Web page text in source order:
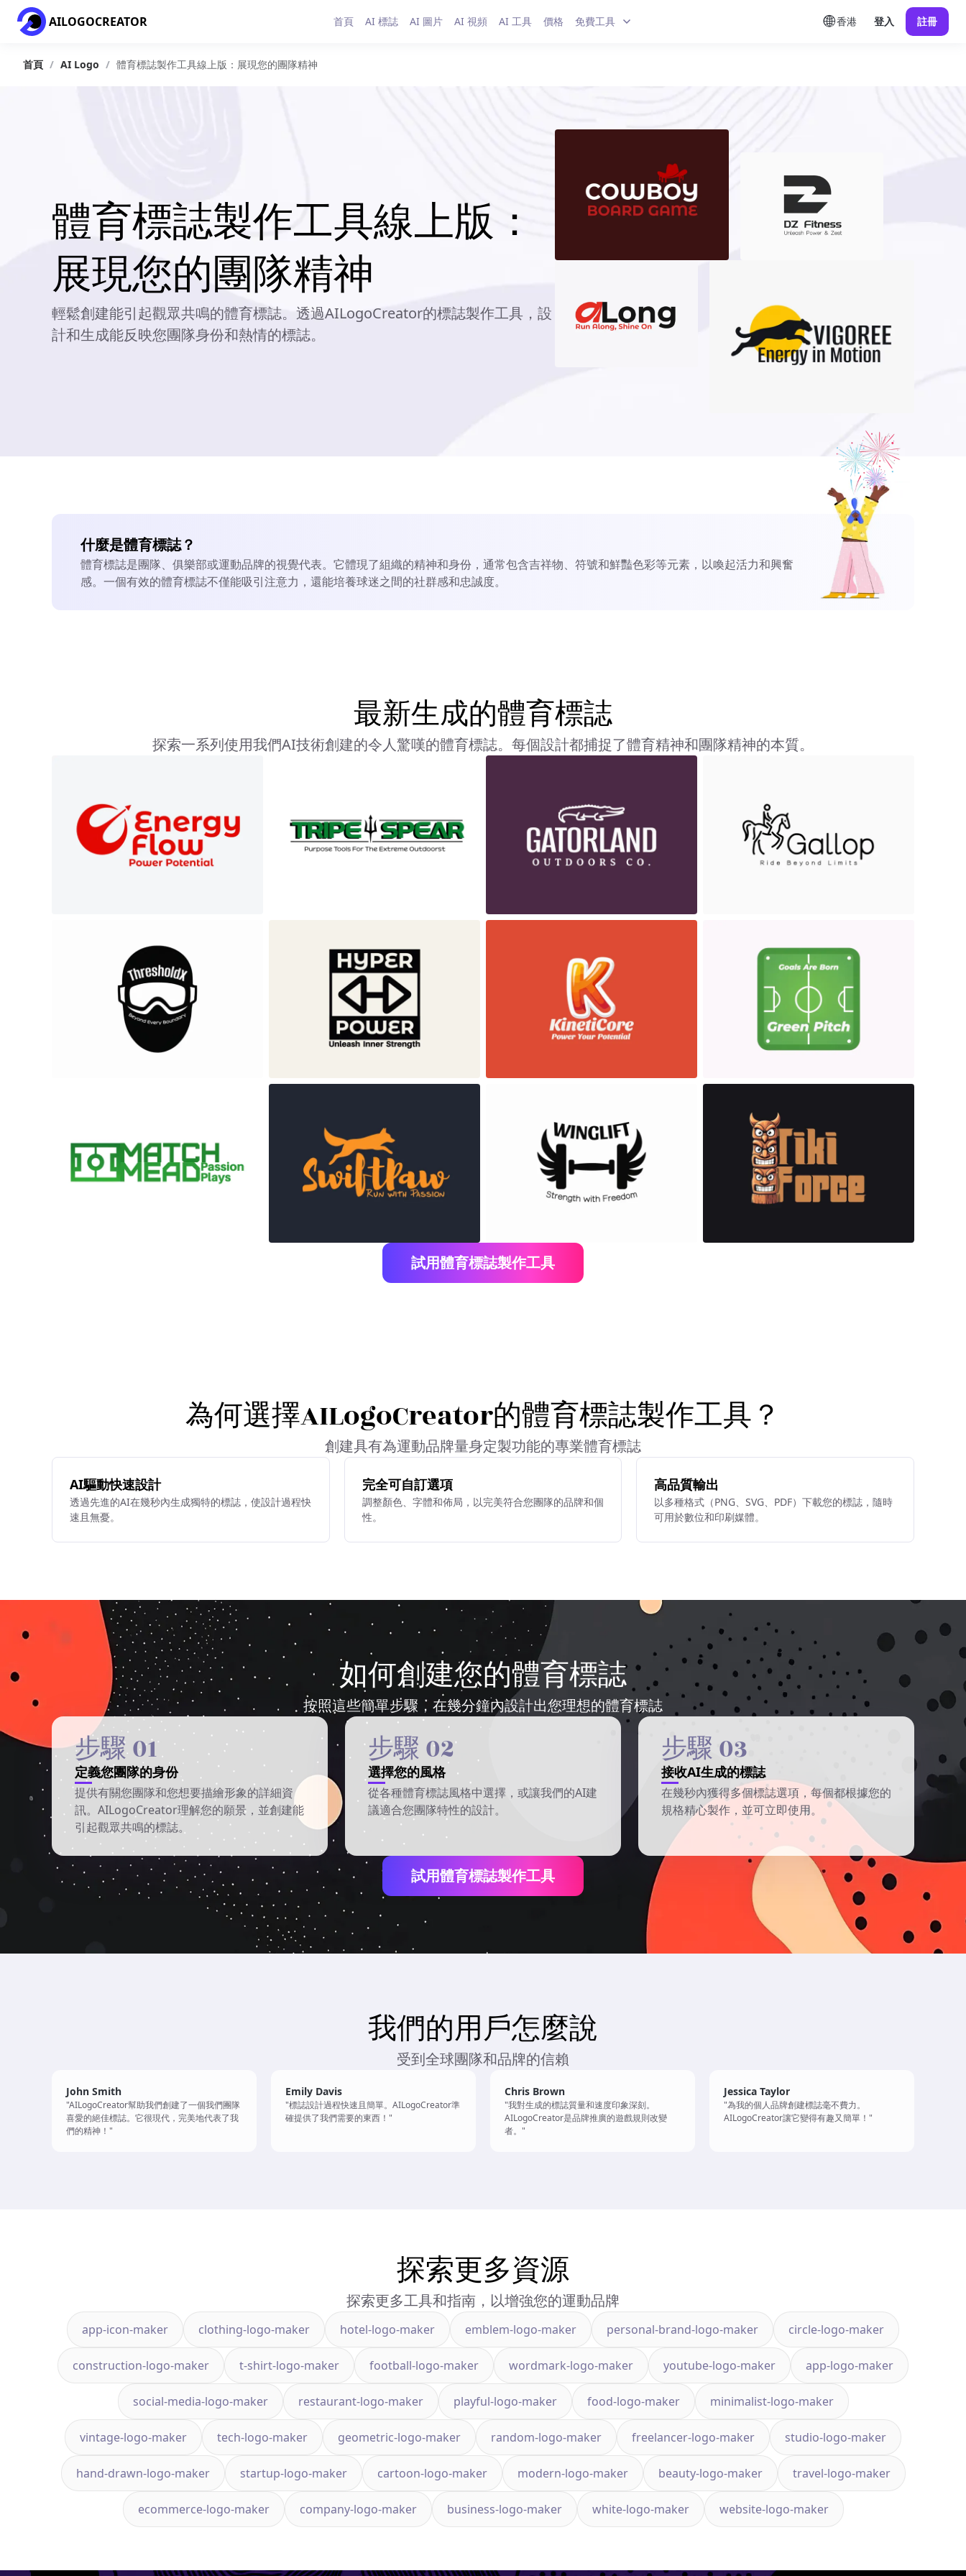
AILOGOCREATOR 首頁 AI 標誌 AI 圖片 AI 視頻 AI 工具 價格 免費工具 香港 登入 註冊
首頁 / AI Logo / 體育標誌製作工具線上版：展現您的團隊精神
體育標誌製作工具線上版：
展現您的團隊精神
輕鬆創建能引起觀眾共鳴的體育標誌。透過AILogoCreator的標誌製作工具，設
計和生成能反映您團隊身份和熱情的標誌。
什麼是體育標誌？
體育標誌是團隊、俱樂部或運動品牌的視覺代表。它體現了組織的精神和身份，通常包含吉祥物、符號和鮮豔色彩等元素，以喚起活力和興奮
感。一個有效的體育標誌不僅能吸引注意力，還能培養球迷之間的社群感和忠誠度。
最新生成的體育標誌
探索一系列使用我們AI技術創建的令人驚嘆的體育標誌。每個設計都捕捉了體育精神和團隊精神的本質。
試用體育標誌製作工具
為何選擇AILogoCreator的體育標誌製作工具？
創建具有為運動品牌量身定製功能的專業體育標誌
AI驅動快速設計
透過先進的AI在幾秒內生成獨特的標誌，使設計過程快
速且無憂。
完全可自訂選項
調整顏色、字體和佈局，以完美符合您團隊的品牌和個
性。
高品質輸出
以多種格式（PNG、SVG、PDF）下載您的標誌，隨時
可用於數位和印刷媒體。
如何創建您的體育標誌
按照這些簡單步驟，在幾分鐘內設計出您理想的體育標誌
步驟 01
定義您團隊的身份
提供有關您團隊和您想要描繪形象的詳細資
訊。AILogoCreator理解您的願景，並創建能
引起觀眾共鳴的標誌。
步驟 02
選擇您的風格
從各種體育標誌風格中選擇，或讓我們的AI建
議適合您團隊特性的設計。
步驟 03
接收AI生成的標誌
在幾秒內獲得多個標誌選項，每個都根據您的
規格精心製作，並可立即使用。
試用體育標誌製作工具
我們的用戶怎麼說
受到全球團隊和品牌的信賴
John Smith
"AILogoCreator幫助我們創建了一個我們團隊
喜愛的絕佳標誌。它很現代，完美地代表了我
們的精神！"
Emily Davis
"標誌設計過程快速且簡單。AILogoCreator準
確提供了我們需要的東西！"
Chris Brown
"我對生成的標誌質量和速度印象深刻。
AILogoCreator是品牌推廣的遊戲規則改變
者。"
Jessica Taylor
"為我的個人品牌創建標誌毫不費力。
AILogoCreator讓它變得有趣又簡單！"
探索更多資源
探索更多工具和指南，以增強您的運動品牌
app-icon-maker clothing-logo-maker hotel-logo-maker emblem-logo-maker personal-brand-logo-maker circle-logo-maker
construction-logo-maker t-shirt-logo-maker football-logo-maker wordmark-logo-maker youtube-logo-maker app-logo-maker
social-media-logo-maker restaurant-logo-maker playful-logo-maker food-logo-maker minimalist-logo-maker
vintage-logo-maker tech-logo-maker geometric-logo-maker random-logo-maker freelancer-logo-maker studio-logo-maker
hand-drawn-logo-maker startup-logo-maker cartoon-logo-maker modern-logo-maker beauty-logo-maker travel-logo-maker
ecommerce-logo-maker company-logo-maker business-logo-maker white-logo-maker website-logo-maker